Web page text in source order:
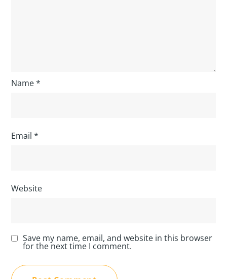
Name*
Email*
Website
Save my name, email, and website in this browser
for the next time I comment.